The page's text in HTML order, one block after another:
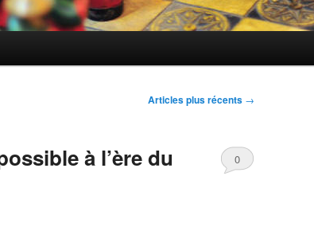
Articles plus récents →
à l’ère du
0